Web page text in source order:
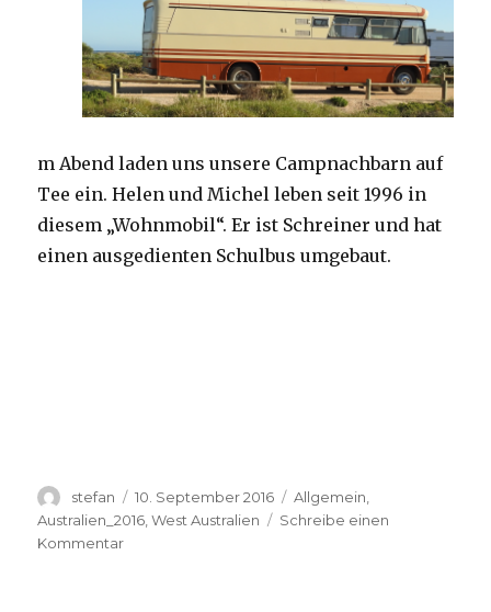
m Abend laden uns unsere Campnachbarn auf
Tee ein. Helen und Michel leben seit 1996 in
diesem „Wohnmobil“. Er ist Schreiner und hat
einen ausgedienten Schulbus umgebaut.
Autor
stefan
Veröffentlicht
am
10. September 2016 Kategorien
Allgemein
Australien_2016 ,West Australien
Schreibe einen
Kommentarzu